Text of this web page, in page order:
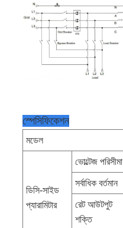
স্পেসিফিকেশন
মডেল
ডিসি-সাইড
প্যারামিটার
ভোল্টেজ পরিসীমা
সর্বাধিক বর্তমান
রেট আউটপুট
শক্তি